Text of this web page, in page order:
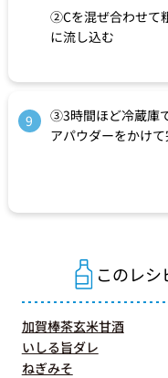
②Cを混ぜ合わせて
に流し込む
9
③3時間ほど冷蔵庫
アパウダーをかけ
このレ
加賀棒茶玄米甘酒
いしる旨ダレ
ねぎみそ